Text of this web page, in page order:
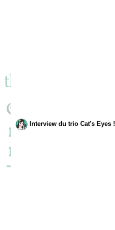
Interview du trio Cat's Eyes !